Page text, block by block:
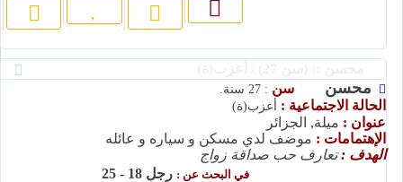
محسن سن : 27 سنة.
الحالة الاجتماعية : أعزب(ة)
عنوان : ميلة, الجزائر
الإهتمامات : موضف لدي مسكن و سياره و عائله
الهدف :تعارف حب صداقة زواج
في البحث عن : رجل 18 - 25